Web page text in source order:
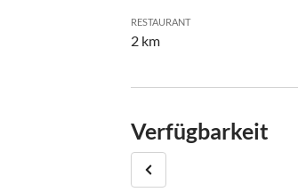
RESTAURANT
2 km
Verfügbarkeit